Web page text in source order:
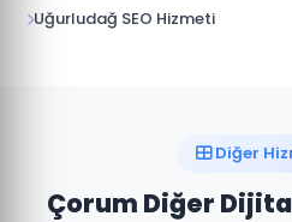
Uğurludağ SEO Hizmeti
Diğer
Çorum Diğer